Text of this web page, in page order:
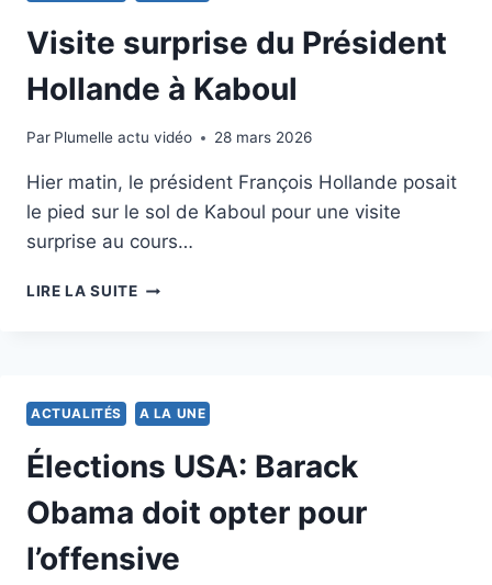
Visite surprise du Président
Hollande à Kaboul
Par Plumelle actu vidéo
26 mai 2012 28 mars 2026
Hier matin, le président François Hollande posait
le pied sur le sol de Kaboul pour une visite
surprise au cours…
LIRE LA SUITEVISITE
À
KABOUL
ACTUALITÉS A LA UNE
Élections USA: Barack
Obama doit opter pour
l’offensive